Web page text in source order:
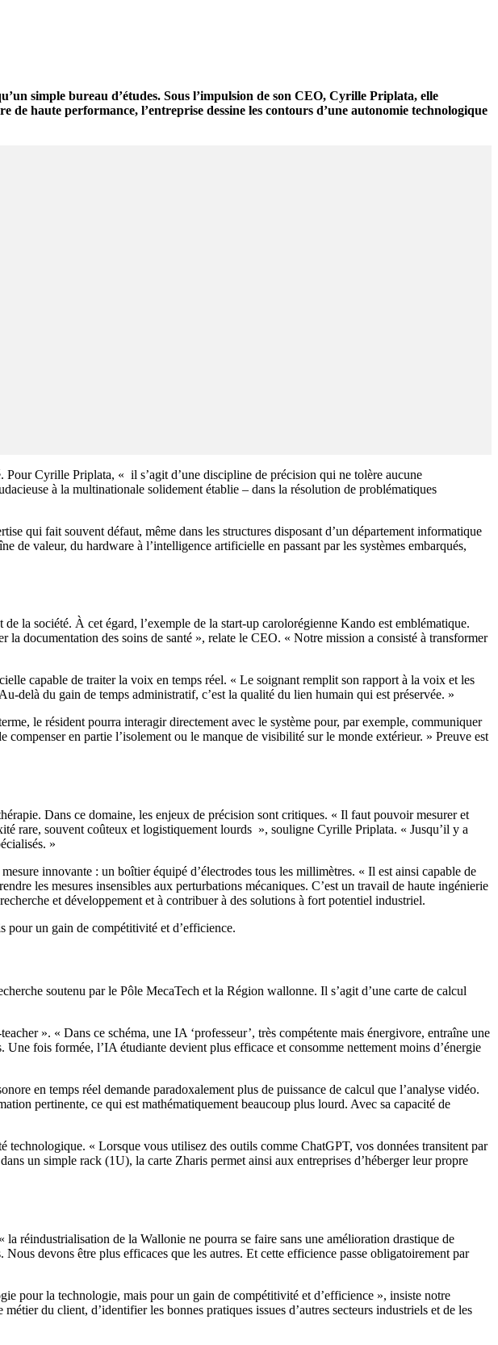
simple bureau d’études. Sous l’impulsion de son CEO, Cyrille Priplata, elle
haute performance, l’entreprise dessine les contours d’une autonomie technologique
Cyrille Priplata, « il s’agit d’une discipline de précision qui ne tolère aucune
à la multinationale solidement établie – dans la résolution de problématiques
qui fait souvent défaut, même dans les structures disposant d’un département informatique
de valeur, du hardware à l’intelligence artificielle en passant par les systèmes embarqués,
la société. À cet égard, l’exemple de la start-up carolorégienne Kando est emblématique.
documentation des soins de santé », relate le CEO. « Notre mission a consisté à transformer
capable de traiter la voix en temps réel. « Le soignant remplit son rapport à la voix et les
delà du gain de temps administratif, c’est la qualité du lien humain qui est préservée. »
le résident pourra interagir directement avec le système pour, par exemple, communiquer
en partie l’isolement ou le manque de visibilité sur le monde extérieur. » Preuve est
Dans ce domaine, les enjeux de précision sont critiques. « Il faut pouvoir mesurer et
rare, souvent coûteux et logistiquement lourds », souligne Cyrille Priplata. « Jusqu’il y a
»
innovante : un boîtier équipé d’électrodes tous les millimètres. « Il est ainsi capable de
les mesures insensibles aux perturbations mécaniques. C’est un travail de haute ingénierie
et développement et à contribuer à des solutions à fort potentiel industriel.
pour un gain de compétitivité et d’efficience.
soutenu par le Pôle MecaTech et la Région wallonne. Il s’agit d’une carte de calcul
». « Dans ce schéma, une IA ‘professeur’, très compétente mais énergivore, entraîne une
Une fois formée, l’IA étudiante devient plus efficace et consomme nettement moins d’énergie
en temps réel demande paradoxalement plus de puissance de calcul que l’analyse vidéo.
pertinente, ce qui est mathématiquement beaucoup plus lourd. Avec sa capacité de
« Lorsque vous utilisez des outils comme ChatGPT, vos données transitent par
un simple rack (1U), la carte Zharis permet ainsi aux entreprises d’héberger leur propre
réindustrialisation de la Wallonie ne pourra se faire sans une amélioration drastique de
devons être plus efficaces que les autres. Et cette efficience passe obligatoirement par
pour la technologie, mais pour un gain de compétitivité et d’efficience », insiste notre
du client, d’identifier les bonnes pratiques issues d’autres secteurs industriels et de les